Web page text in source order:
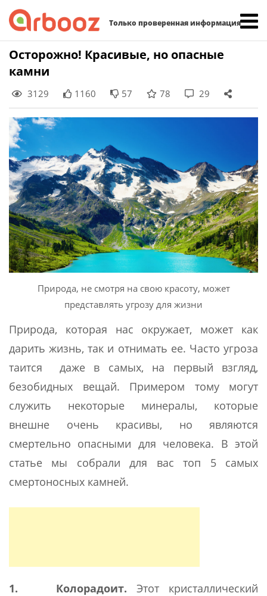
Только проверенная информация
Skip
Осторожно! Красивые, но опасные
камни
3129 1160 57 78 29
Природа, не смотря на свою красоту, может
представлять угрозу для жизни
Природа, которая нас окружает, может как
дарить жизнь, так и отнимать ее. Часто угроза
таится даже в самых, на первый взгляд,
безобидных вещай. Примером тому могут
служить некоторые минералы, которые
внешне очень красивы, но являются
смертельно опасными для человека. В этой
статье мы собрали для вас топ 5 самых
смертоносных камней.
1. Колорадоит. Этот кристаллический
Найти: